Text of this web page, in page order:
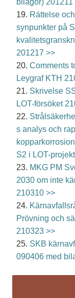
19. Rättelse
synpunkter på
201217 >>
20. Comments
Leygraf KTH
21. Skrivelse
LOT-försöket
22.
s analys och
S2 i LOT-
23. MKG PM
2030 om inte
210310 >>
24.
Prövning och
210323 >>
25. SKB
090406 med